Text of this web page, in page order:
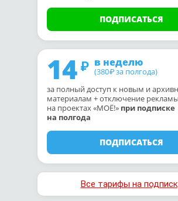
ПОДПИСАТЬСЯ
14 в неделю
(380₽ за полгода)
за полный доступ к новым и
материалам + отключение рекламы
на проектах «МОЁ!» при подписке
на полгода
ПОДПИСАТЬСЯ
Все тарифы на